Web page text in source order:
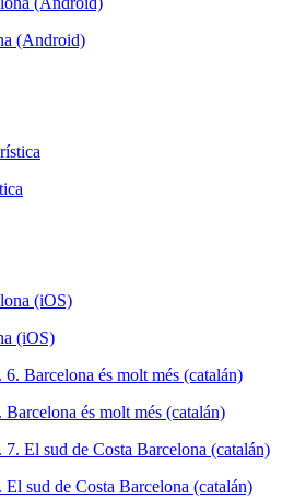
(Android)
(iOS)
Barcelona és molt més (catalán)
El sud de Costa Barcelona (catalán)